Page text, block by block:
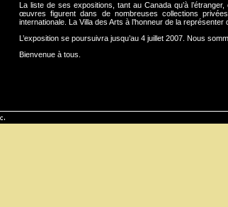
La liste de ses expositions, tant au Canada qu’à
œuvres figurent dans de nombreuses collections
internationale. La Villa des Arts à l’honneur de la représenter
L’exposition se poursuivra jusqu’au 4 juillet 2007. Nous
Bienvenue à tous.